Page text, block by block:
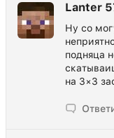
Lanter
Ну со
подняца
на 3×3